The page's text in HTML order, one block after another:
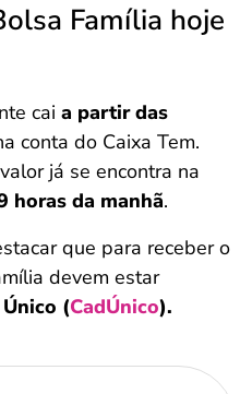
Família hoje
cai a partir das
conta do Caixa Tem.
já se encontra na
horas da manhã.
que para receber o
devem estar
(CadÚnico).